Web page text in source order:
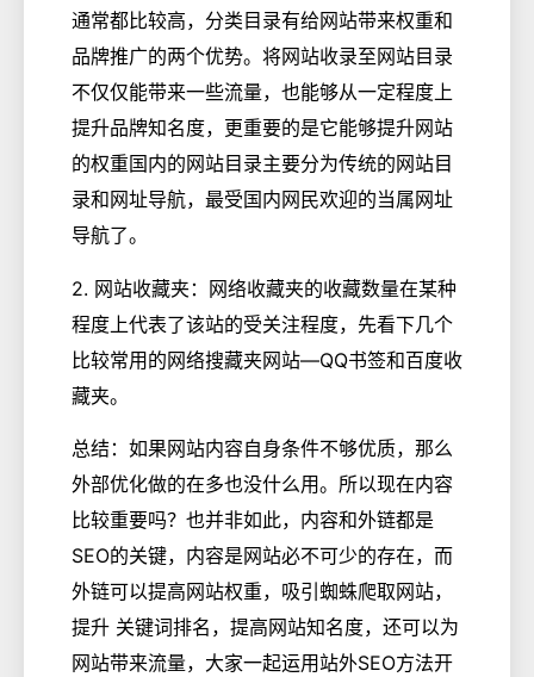
通常都比较高，分类目录有给网站带来权重和
品牌推广的两个优势。将网站收录至网站目录
不仅仅能带来一些流量，也能够从一定程度上
提升品牌知名度，更重要的是它能够提升网站
的权重国内的网站目录主要分为传统的网站目
录和网址导航，最受国内网民欢迎的当属网址
导航了。
2. 网站收藏夹：网络收藏夹的收藏数量在某种
程度上代表了该站的受关注程度，先看下几个
比较常用的网络搜藏夹网站—QQ书签和百度收
藏夹。
总结：如果网站内容自身条件不够优质，那么
外部优化做的在多也没什么用。所以现在内容
比较重要吗？也并非如此，内容和外链都是
SEO的关键，内容是网站必不可少的存在，而
外链可以提高网站权重，吸引蜘蛛爬取网站，
提升 关键词排名，提高网站知名度，还可以为
网站带来流量，大家一起运用站外SEO方法开